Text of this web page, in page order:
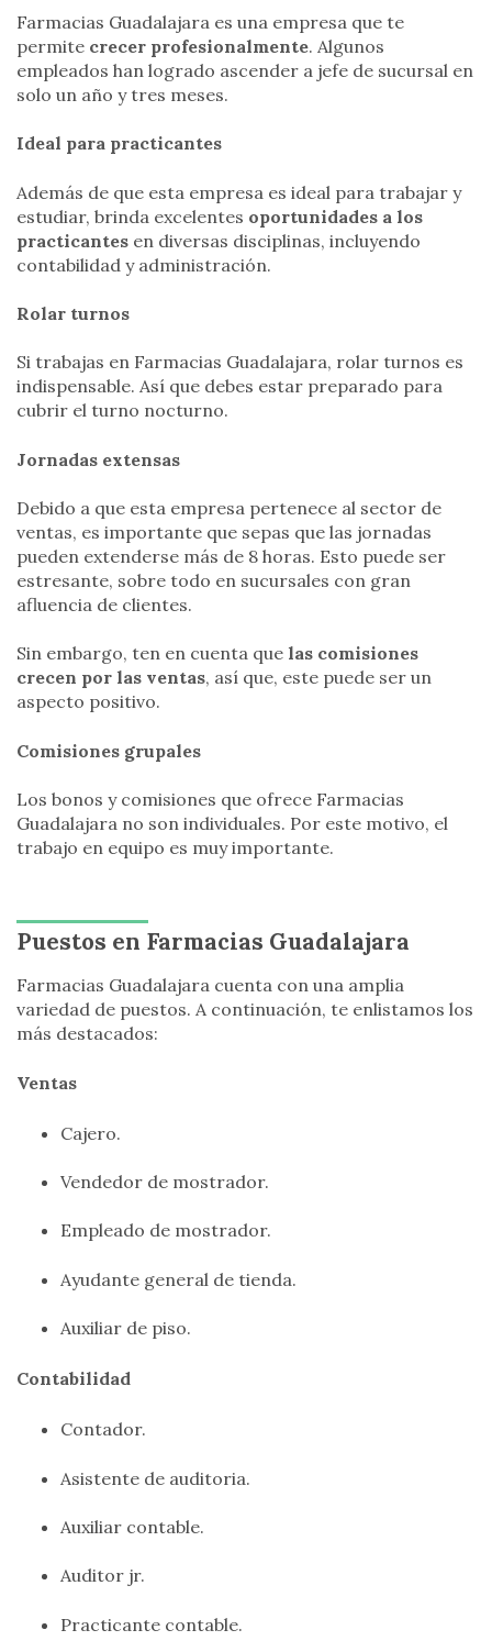
Farmacias Guadalajara es una empresa que te
permite crecer profesionalmente. Algunos
empleados han logrado ascender a jefe de sucursal en
solo un año y tres meses.
Ideal para practicantes
Además de que esta empresa es ideal para trabajar y
estudiar, brinda excelentes oportunidades a los
practicantes en diversas disciplinas, incluyendo
contabilidad y administración.
Rolar turnos
Si trabajas en Farmacias Guadalajara, rolar turnos es
indispensable. Así que debes estar preparado para
cubrir el turno nocturno.
Jornadas extensas
Debido a que esta empresa pertenece al sector de
ventas, es importante que sepas que las jornadas
pueden extenderse más de 8 horas. Esto puede ser
estresante, sobre todo en sucursales con gran
afluencia de clientes.
Sin embargo, ten en cuenta que las comisiones
crecen por las ventas, así que, este puede ser un
aspecto positivo.
Comisiones grupales
Los bonos y comisiones que ofrece Farmacias
Guadalajara no son individuales. Por este motivo, el
trabajo en equipo es muy importante.
Puestos en Farmacias Guadalajara
Farmacias Guadalajara cuenta con una amplia
variedad de puestos. A continuación, te enlistamos los
más destacados:
Ventas
Cajero.
Vendedor de mostrador.
Empleado de mostrador.
Ayudante general de tienda.
Auxiliar de piso.
Contabilidad
Contador.
Asistente de auditoria.
Auxiliar contable.
Auditor jr.
Practicante contable.